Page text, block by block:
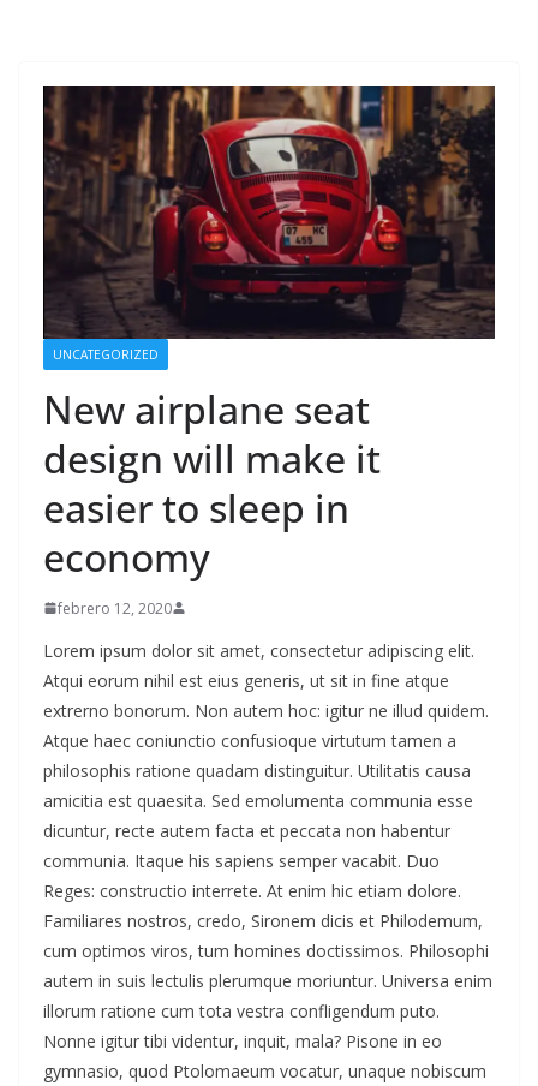
UNCATEGORIZED
New airplane seat
design will make it
easier to sleep in
economy
febrero 12, 2020
Lorem ipsum dolor sit amet, consectetur adipiscing elit.
Atqui eorum nihil est eius generis, ut sit in fine atque
extrerno bonorum. Non autem hoc: igitur ne illud quidem.
Atque haec coniunctio confusioque virtutum tamen a
philosophis ratione quadam distinguitur. Utilitatis causa
amicitia est quaesita. Sed emolumenta communia esse
dicuntur, recte autem facta et peccata non habentur
communia. Itaque his sapiens semper vacabit. Duo
Reges: constructio interrete. At enim hic etiam dolore.
Familiares nostros, credo, Sironem dicis et Philodemum,
cum optimos viros, tum homines doctissimos. Philosophi
autem in suis lectulis plerumque moriuntur. Universa enim
illorum ratione cum tota vestra confligendum puto.
Nonne igitur tibi videntur, inquit, mala? Pisone in eo
gymnasio, quod Ptolomaeum vocatur, unaque nobiscum